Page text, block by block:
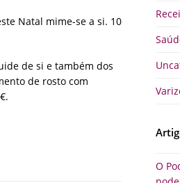
O
Natal mime-se a si. 10
de si e também dos
de rosto com